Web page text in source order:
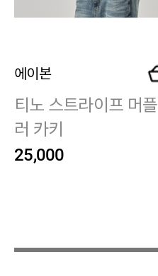
에이본
티노 스트라이프 머플
러 카키
25,000